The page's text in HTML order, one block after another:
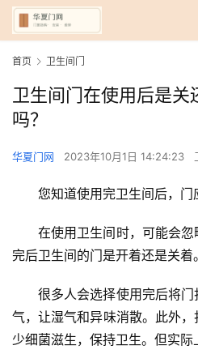
首页 卫生间门
卫生间门在使用后是关
吗？
华夏门网 2023年10月1日 14:24:23
您知道使用完卫生间后，门
在使用卫生间时，可能会
完后卫生间的门是开着还是关着。
很多人会选择使用完后将
气，让湿气和异味消散。此外
少细菌滋生，保持卫生。但实际